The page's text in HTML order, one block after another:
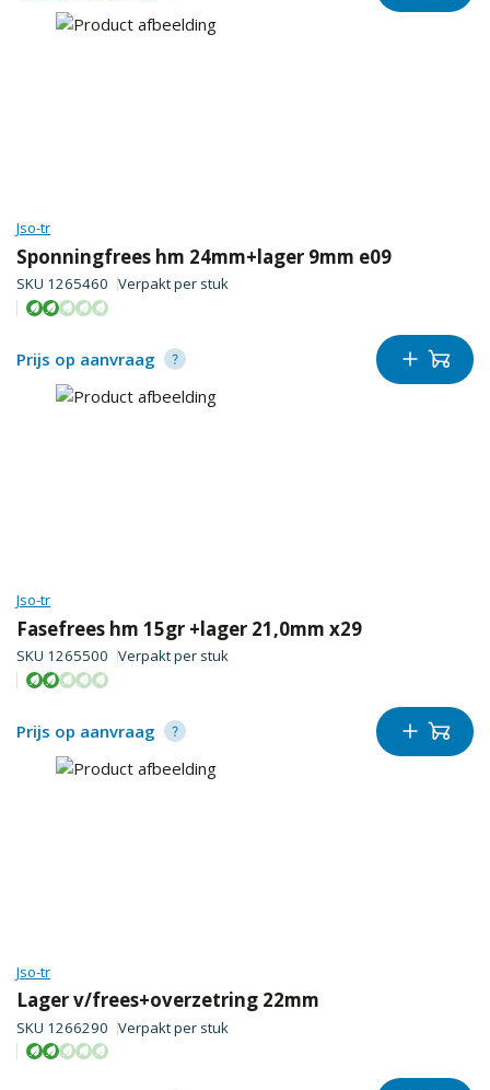
Jso-tr
Sponningfrees hm 24mm+lager 9mm e09
SKU 1265460 Verpakt per stuk
Prijs op aanvraag
Jso-tr
Fasefrees hm 15gr +lager 21,0mm x29
SKU 1265500 Verpakt per stuk
Prijs op aanvraag
Jso-tr
Lager v/frees+overzetring 22mm
SKU 1266290 Verpakt per stuk